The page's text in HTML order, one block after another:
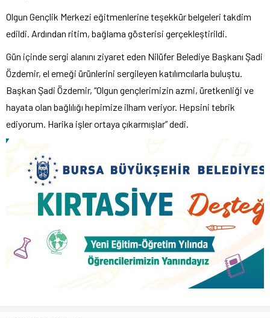
Olgun Gençlik Merkezi eğitmenlerine teşekkür belgeleri takdim
edildi. Ardından ritim, bağlama gösterisi gerçekleştirildi.
Gün içinde sergi alanını ziyaret eden Nilüfer Belediye Başkanı Şadi
Özdemir, el emeği ürünlerini sergileyen katılımcılarla buluştu.
Başkan Şadi Özdemir, “Olgun gençlerimizin azmi, üretkenliği ve
hayata olan bağlılığı hepimize ilham veriyor. Hepsini tebrik
ediyorum. Harika işler ortaya çıkarmışlar” dedi.